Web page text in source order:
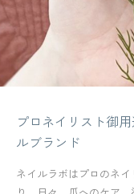
プロネイリスト御
ルブランド
ネイルラボはプロのネ